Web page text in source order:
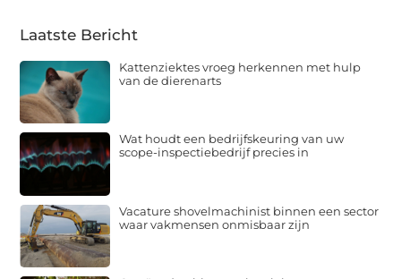
Laatste Bericht
Kattenziektes vroeg herkennen met hulp
van de dierenarts
Wat houdt een bedrijfskeuring van uw
scope-inspectiebedrijf precies in
Vacature shovelmachinist binnen een sector
waar vakmensen onmisbaar zijn